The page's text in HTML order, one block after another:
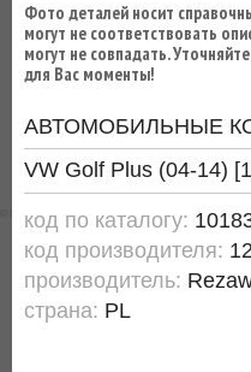
Фото деталей носит
могут не соответствовать
могут не совпадать.
для Вас моменты!
АВТОМОБИЛЬНЫЕ
VW Golf Plus (04-14)
код по каталогу:
код производителя:
производитель:
страна: PL